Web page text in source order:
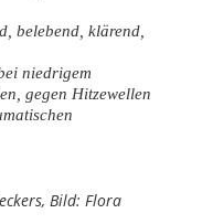
belebend, klärend,
niedrigem
gegen Hitzewellen
Bild: Flora